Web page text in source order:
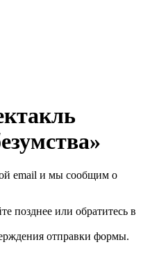
email и мы сообщим о
позднее или обратитесь в
отправки формы.